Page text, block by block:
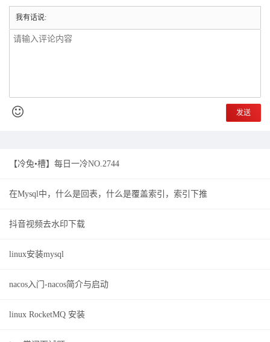
我有话说:
发送
【冷兔•槽】每日一冷NO.2744
在Mysql中，什么是回表，什么是覆盖索引，索引下推
抖音视频去水印下载
linux安装mysql
nacos入门-nacos简介与启动
linux RocketMQ 安装